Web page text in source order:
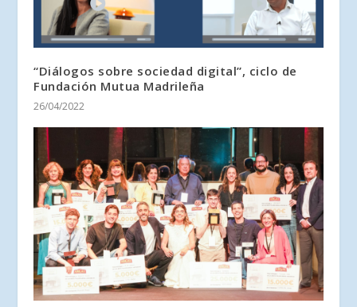
“Diálogos sobre sociedad digital”, ciclo de
Fundación Mutua Madrileña
26/04/2022